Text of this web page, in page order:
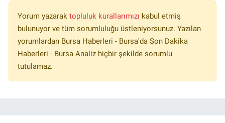
Yorum yazarak topluluk kurallarımızı kabul etmiş
bulunuyor ve tüm sorumluluğu üstleniyorsunuz. Yazılan
yorumlardan Bursa Haberleri - Bursa'da Son Dakika
Haberleri - Bursa Analiz hiçbir şekilde sorumlu
tutulamaz.